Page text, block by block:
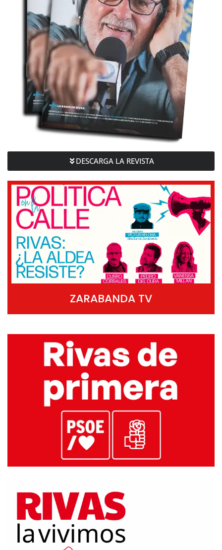
DESCARGA LA REVISTA
ZARABANDA TV